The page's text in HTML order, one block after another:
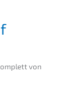
von